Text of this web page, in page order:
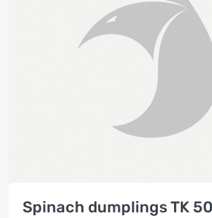
Spinach dumplings TK